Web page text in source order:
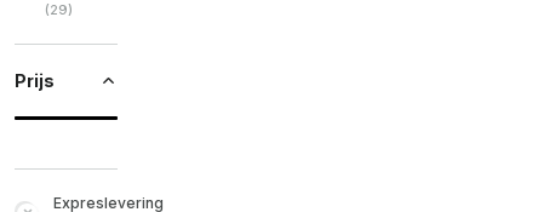
(29)
Prijs
Expreslevering